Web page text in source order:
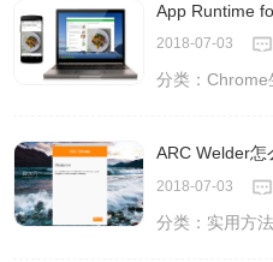
App Runtime
2018-07-03
分类：Chrome
ARC Welder怎
2018-07-03
分类： 实用方